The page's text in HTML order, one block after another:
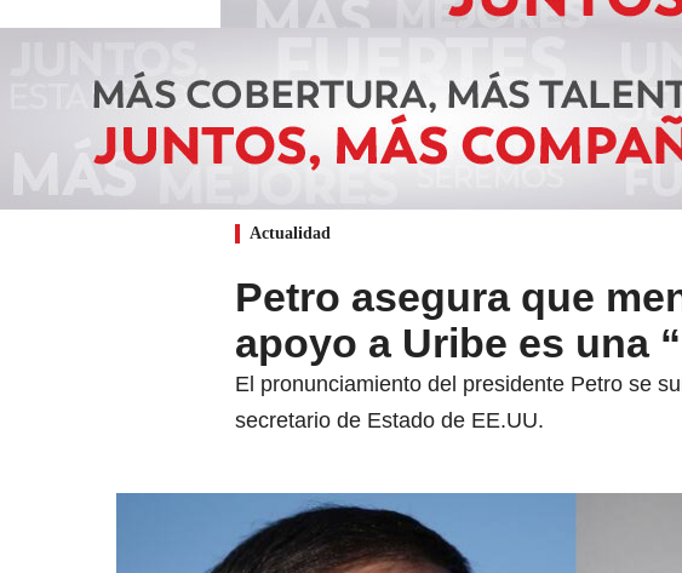
Actualidad
Petro asegura que
apoyo a Uribe es una
El pronunciamiento del presidente Petro se
secretario de Estado de EE.UU.